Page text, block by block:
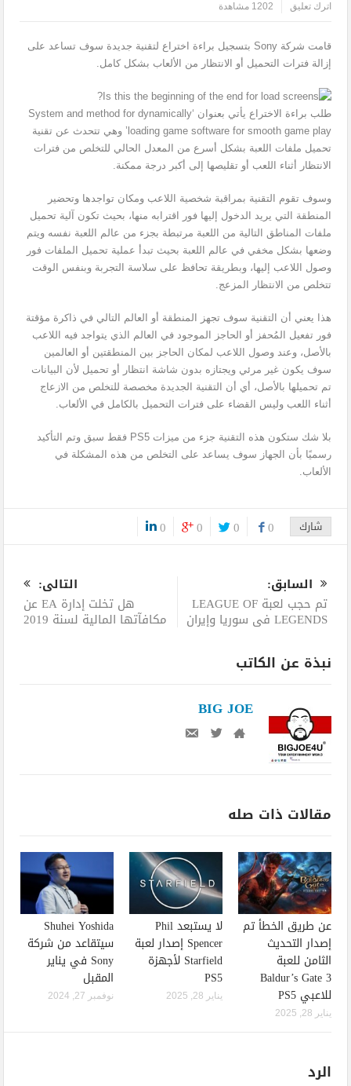
اترك تعليق
1202 مشاهدة
قامت شركة Sony بتسجيل براءة اختراع لتقنية جديدة سوف تساعد على
إزالة فترات التحميل أو الانتظار من الألعاب بشكل كامل.
طلب براءة الاختراع يأتي بعنوان ‘System and method for dynamically
loading game software for smooth game play’ وهي تتحدث عن تقنية
تحميل ملفات اللعبة بشكل أسرع من المعدل الحالي للتخلص من فترات
الانتظار أثناء اللعب أو تقليصها إلى أكبر درجة ممكنة.
وسوف تقوم التقنية بمراقبة شخصية اللاعب ومكان تواجدها وتحضير
المنطقة التي يريد الدخول إليها فور اقترابه منها، بحيث تكون آلية تحميل
ملفات المناطق التالية من اللعبة مرتبطة بجزء من عالم اللعبة نفسه ويتم
وضعها بشكل مخفي في عالم اللعبة بحيث تبدأ عملية تحميل الملفات فور
وصول اللاعب إليها، وبطريقة تحافظ على سلاسة التجربة وبنفس الوقت
تتخلص من الانتظار المزعج.
هذا يعني أن التقنية سوف تجهز المنطقة أو العالم التالي في ذاكرة مؤقتة
فور تفعيل المُحفز أو الحاجز الموجود في العالم الذي يتواجد فيه اللاعب
بالأصل، وعند وصول اللاعب لمكان الحاجز بين المنطقتين أو العالمين
سوف يكون غير مرئي ويجتازه بدون شاشة انتظار أو تحميل لأن البيانات
تم تحميلها بالأصل، أي أن التقنية الجديدة مخصصة للتخلص من الازعاج
أثناء اللعب وليس القضاء على فترات التحميل بالكامل في الألعاب.
بلا شك ستكون هذه التقنية جزء من ميزات PS5 فقط سبق وتم التأكيد
رسميًا بأن الجهاز سوف يساعد على التخلص من هذه المشكلة في
الألعاب.
شارك 0
0
0
0
السابق:
تم حجب لعبة LEAGUE OF
LEGENDS في سوريا وإيران
التالى:
هل تخلت إدارة EA عن
مكافآتها المالية لسنة 2019
نبذة عن الكاتب
BIG JOE
مقالات ذات صله
عن طريق الخطأ تم
إصدار التحديث
الثامن للعبة
Baldur’s Gate 3
للاعبي PS5
يناير 28, 2025
لا يستبعد Phil
Spencer إصدار لعبة
Starfield لأجهزة
PS5
يناير 28, 2025
Shuhei Yoshida
سيتقاعد من شركة
Sony في يناير
المقبل
نوفمبر 27, 2024
الرد